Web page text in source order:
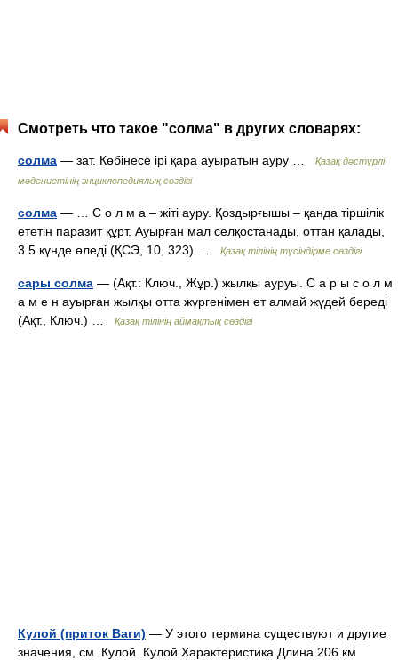
Смотреть что такое "солма" в других словарях:
солма — зат. Көбінесе ірі қара ауыратын ауру …
Қазақ дәстүрлі
мәдениетінің энциклопедиялық сөздігі
солма — … С о л м а – жіті ауру. Қоздырғышы – қанда тіршілік
ететін паразит құрт. Ауырған мал селқостанады, оттан қалады,
3 5 күнде өледі (ҚСЭ, 10, 323) …
Қазақ тілінің түсіндірме сөздігі
сары солма — (Ақт.: Ключ., Жұр.) жылқы ауруы. С а р ы с о л м
а м е н ауырған жылқы отта жүргенімен ет алмай жүдей береді
(Ақт., Ключ.) …
Қазақ тілінің аймақтық сөздігі
Кулой (приток Ваги) — У этого термина существуют и другие
значения, см. Кулой. Кулой Характеристика Длина 206 км